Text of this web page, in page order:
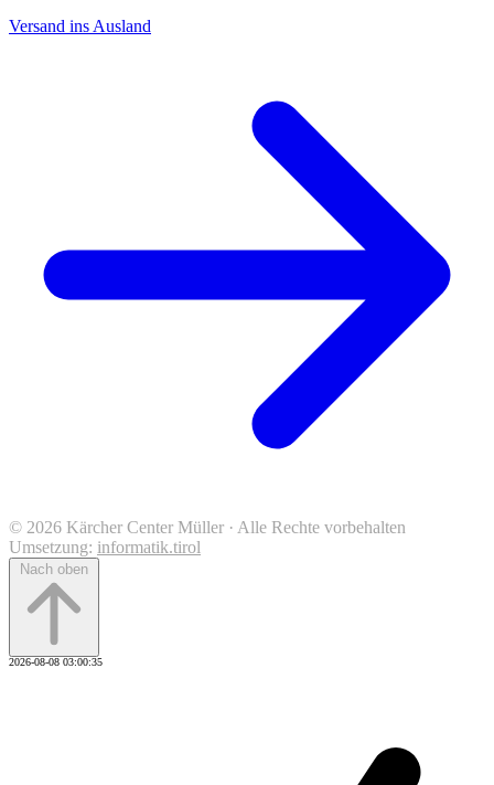
Versand ins Ausland
© 2026 Kärcher Center Müller · Alle Rechte vorbehalten
Umsetzung: informatik.tirol
Nach oben
2026-08-08 03:00:35